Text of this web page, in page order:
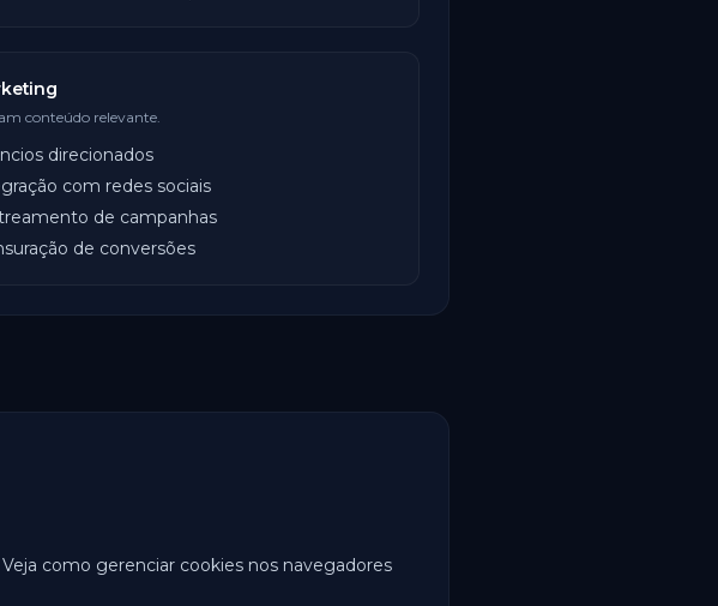
conteúdo relevante.
direcionados
com redes sociais
de campanhas
de conversões
como gerenciar cookies nos navegadores